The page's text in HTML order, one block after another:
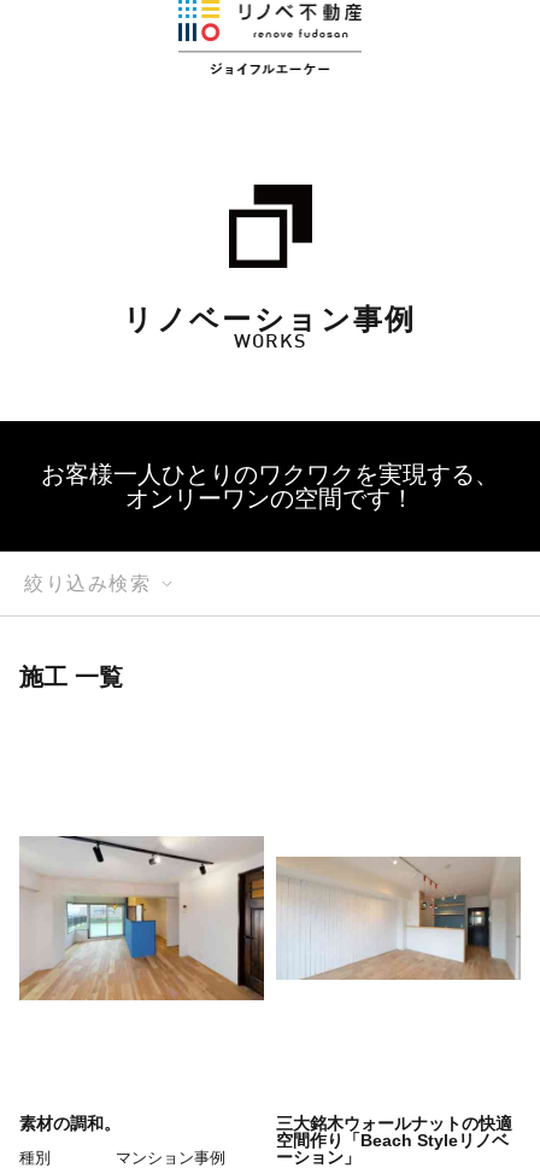
リノベーション事例
WORKS
お客様一人ひとりのワクワクを実現する、
オンリーワンの空間です！
絞り込み検索
施工 一覧
素材の調和。
種別
マンション事例
三大銘木ウォールナットの快適
空間作り「Beach Styleリノベ
ーション」